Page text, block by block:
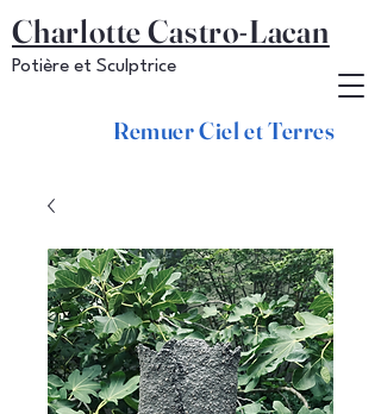
Remuer Ciel et Terres
Potière et Sculptrice
Charlotte Castro-Lacan